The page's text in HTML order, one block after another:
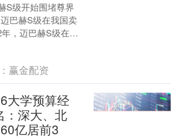
S级开始围堵尊界
巴赫S级在我国卖
，迈巴赫S级在我
年，迈....
赢金配资
大学预算经
：深大、北
亿居前3